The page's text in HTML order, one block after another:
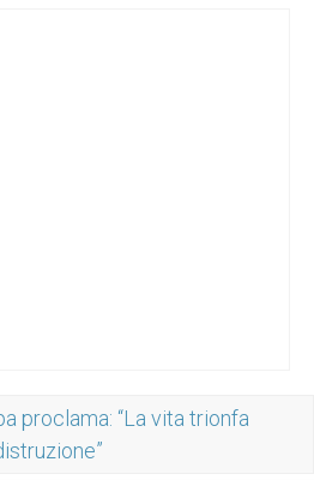
proclama: “La vita trionfa